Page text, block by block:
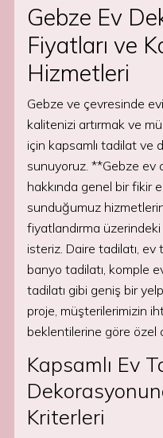
Gebze Ev
Fiyatları ve
Hizmetleri
Gebze ve çevresinde
kalitenizi artırmak ve
için kapsamlı tadilat ve
sunuyoruz. **Gebze ev
hakkında genel bir fikir
sunduğumuz
fiyatlandırma
isteriz. Daire tadilatı, ev
banyo tadilatı, komple
tadilatı gibi geniş bir
proje, müşterilerimizin
beklentilerine göre özel
Kapsamlı Ev
Kriterleri